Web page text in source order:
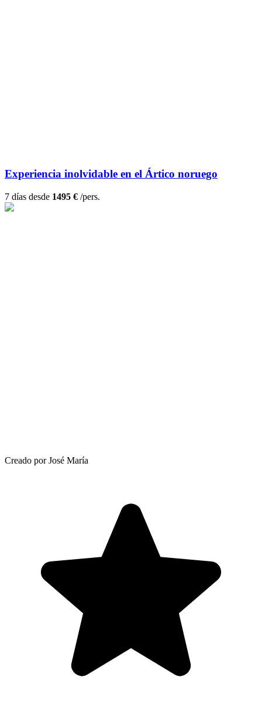
Experiencia inolvidable en el Ártico noruego
7 días desde 1495 € /pers.
Creado por José María